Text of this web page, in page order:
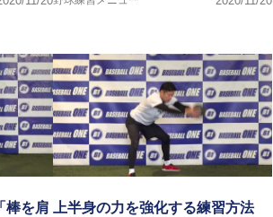
棒を肩 上半身の力を強化する練習方法